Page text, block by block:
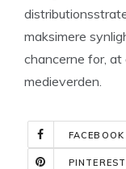
maksimere
chancerne for,
medieverden.
FACEBOOK
PINTEREST